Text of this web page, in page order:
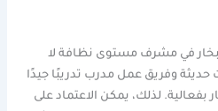
في مشرف مستوى نظافة لا
وفريق عمل مدرب تدريبًا جيدًا
بفعالية. لذلك، يمكن الاعتماد على